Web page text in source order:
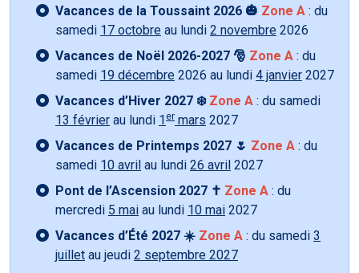
Vacances de la Toussaint 2026 🎃 Zone A : du
samedi 17 octobre au lundi 2 novembre 2026
Vacances de Noël 2026-2027 🎅 Zone A : du
samedi 19 décembre 2026 au lundi 4 janvier 2027
Vacances d’Hiver 2027 ❄️ Zone A : du samedi
13 février au lundi 1 er mars 2027
Vacances de Printemps 2027 🌷 Zone A : du
samedi 10 avril au lundi 26 avril 2027
Pont de l’Ascension 2027 ✝️ Zone A : du
mercredi 5 mai au lundi 10 mai 2027
Vacances d’Été 2027 ☀️ Zone A : du samedi 3
juillet au jeudi 2 septembre 2027